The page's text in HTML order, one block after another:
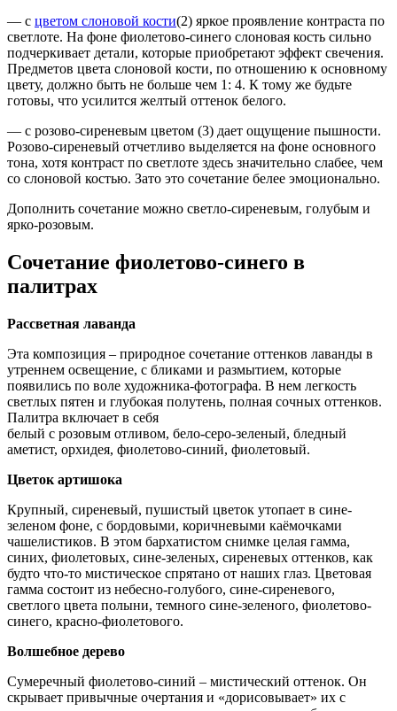
— с цветом слоновой кости(2) яркое проявление контраста по
светлоте. На фоне фиолетово-синего слоновая кость сильно
подчеркивает детали, которые приобретают эффект свечения.
Предметов цвета слоновой кости, по отношению к основному
цвету, должно быть не больше чем 1: 4. К тому же будьте
готовы, что усилится желтый оттенок белого.
— с розово-сиреневым цветом (3) дает ощущение пышности.
Розово-сиреневый отчетливо выделяется на фоне основного
тона, хотя контраст по светлоте здесь значительно слабее, чем
со слоновой костью. Зато это сочетание белее эмоционально.
Дополнить сочетание можно светло-сиреневым, голубым и
ярко-розовым.
Сочетание фиолетово-синего в
палитрах
Рассветная лаванда
Эта композиция – природное сочетание оттенков лаванды в
утреннем освещение, с бликами и размытием, которые
появились по воле художника-фотографа. В нем легкость
светлых пятен и глубокая полутень, полная сочных оттенков.
Палитра включает в себя
белый с розовым отливом, бело-серо-зеленый, бледный
аметист, орхидея, фиолетово-синий, фиолетовый.
Цветок артишока
Крупный, сиреневый, пушистый цветок утопает в сине-
зеленом фоне, с бордовыми, коричневыми каёмочками
чашелистиков. В этом бархатистом снимке целая гамма,
синих, фиолетовых, сине-зеленых, сиреневых оттенков, как
будто что-то мистическое спрятано от наших глаз. Цветовая
гамма состоит из небесно-голубого, сине-сиреневого,
светлого цвета полыни, темного сине-зеленого, фиолетово-
синего, красно-фиолетового.
Волшебное дерево
Сумеречный фиолетово-синий – мистический оттенок. Он
скрывает привычные очертания и «дорисовывает» их с